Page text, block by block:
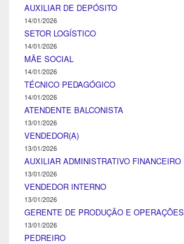
AUXILIAR DE DEPÓSITO
14/01/2026
SETOR LOGÍSTICO
14/01/2026
MÃE SOCIAL
14/01/2026
TÉCNICO PEDAGÓGICO
14/01/2026
ATENDENTE BALCONISTA
13/01/2026
VENDEDOR(A)
13/01/2026
AUXILIAR ADMINISTRATIVO FINANCEIRO
13/01/2026
VENDEDOR INTERNO
13/01/2026
GERENTE DE PRODUÇÃO E OPERAÇÕES
13/01/2026
PEDREIRO